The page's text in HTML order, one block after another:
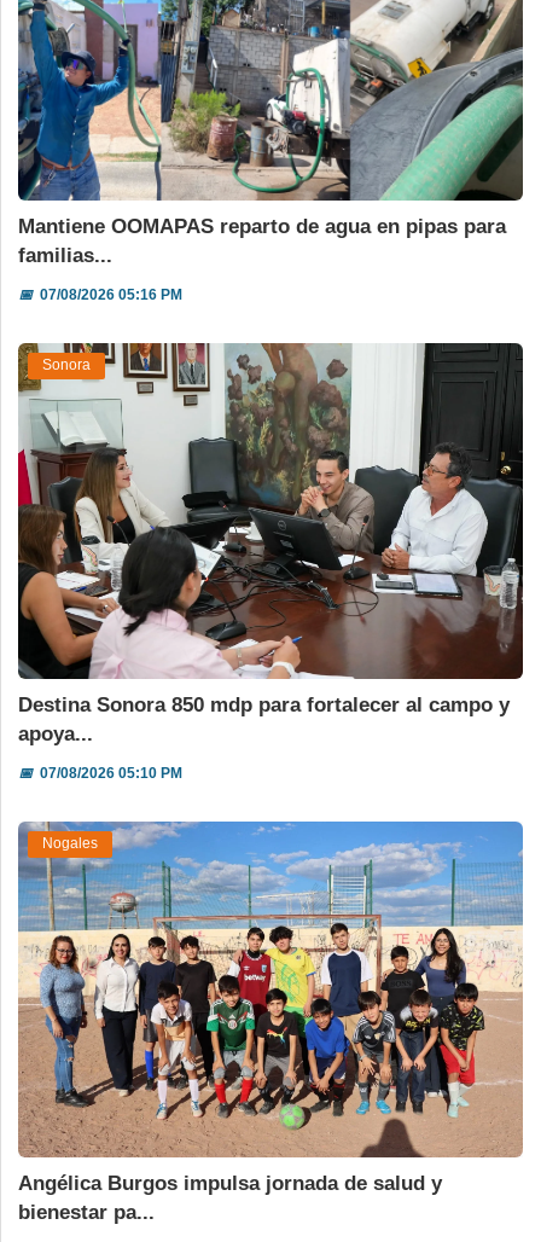
Mantiene OOMAPAS reparto de agua en pipas para
familias...
📅07/08/2026 05:16 PM
Sonora
Destina Sonora 850 mdp para fortalecer al campo y
apoya...
📅07/08/2026 05:10 PM
Nogales
Angélica Burgos impulsa jornada de salud y
bienestar pa...